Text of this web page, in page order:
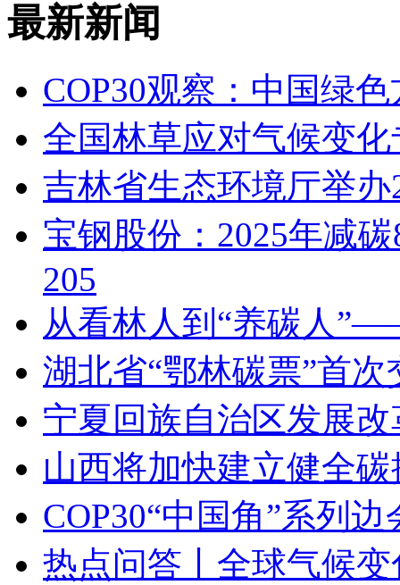
最新新闻
COP30观察：中国绿
全国林草应对气候变
吉林省生态环境厅举
宝钢股份：2025年减
205
从看林人到“养碳人
湖北省“鄂林碳票”首
宁夏回族自治区发展
山西将加快建立健全
COP30“中国角”系列
热点问答丨全球气候